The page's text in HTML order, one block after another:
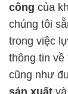
công của
chúng tôi
trong việc
thông tin về
cũng như
sản xuất